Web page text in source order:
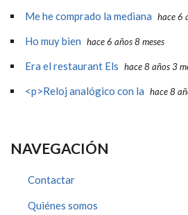
Me he comprado la mediana hace 6
Ho muy bien hace 6 años 8 meses
Era el restaurant Els hace 8 años 3
<p>Reloj analógico con la hace 8
NAVEGACIÓN
Contactar
Quiénes somos